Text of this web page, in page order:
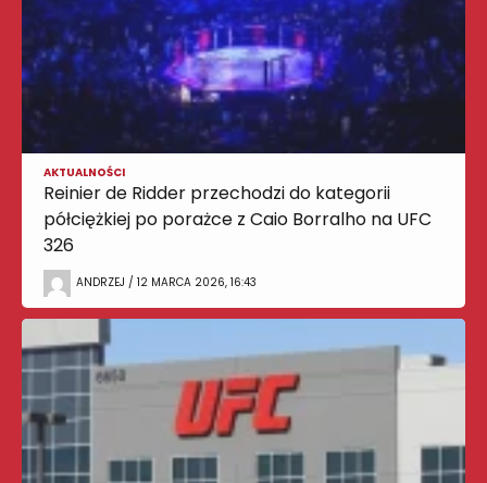
AKTUALNOŚCI
Reinier de Ridder przechodzi do kategorii
półciężkiej po porażce z Caio Borralho na UFC
326
ANDRZEJ / 12 MARCA 2026, 16:43